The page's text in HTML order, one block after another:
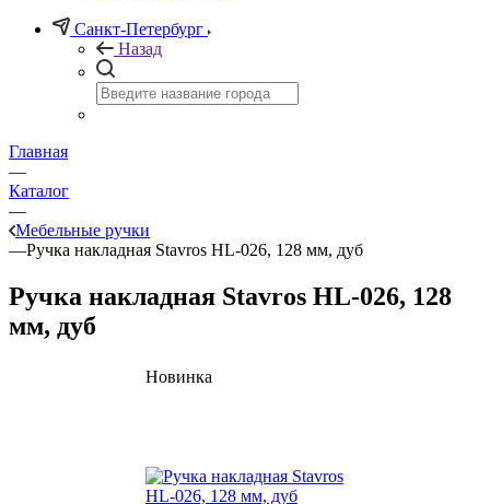
Санкт-Петербург
Назад
Главная
—
Каталог
—
Мебельные ручки
—Ручка накладная Stavros HL-026, 128 мм, дуб
Ручка накладная Stavros HL-026, 128
мм, дуб
Новинка